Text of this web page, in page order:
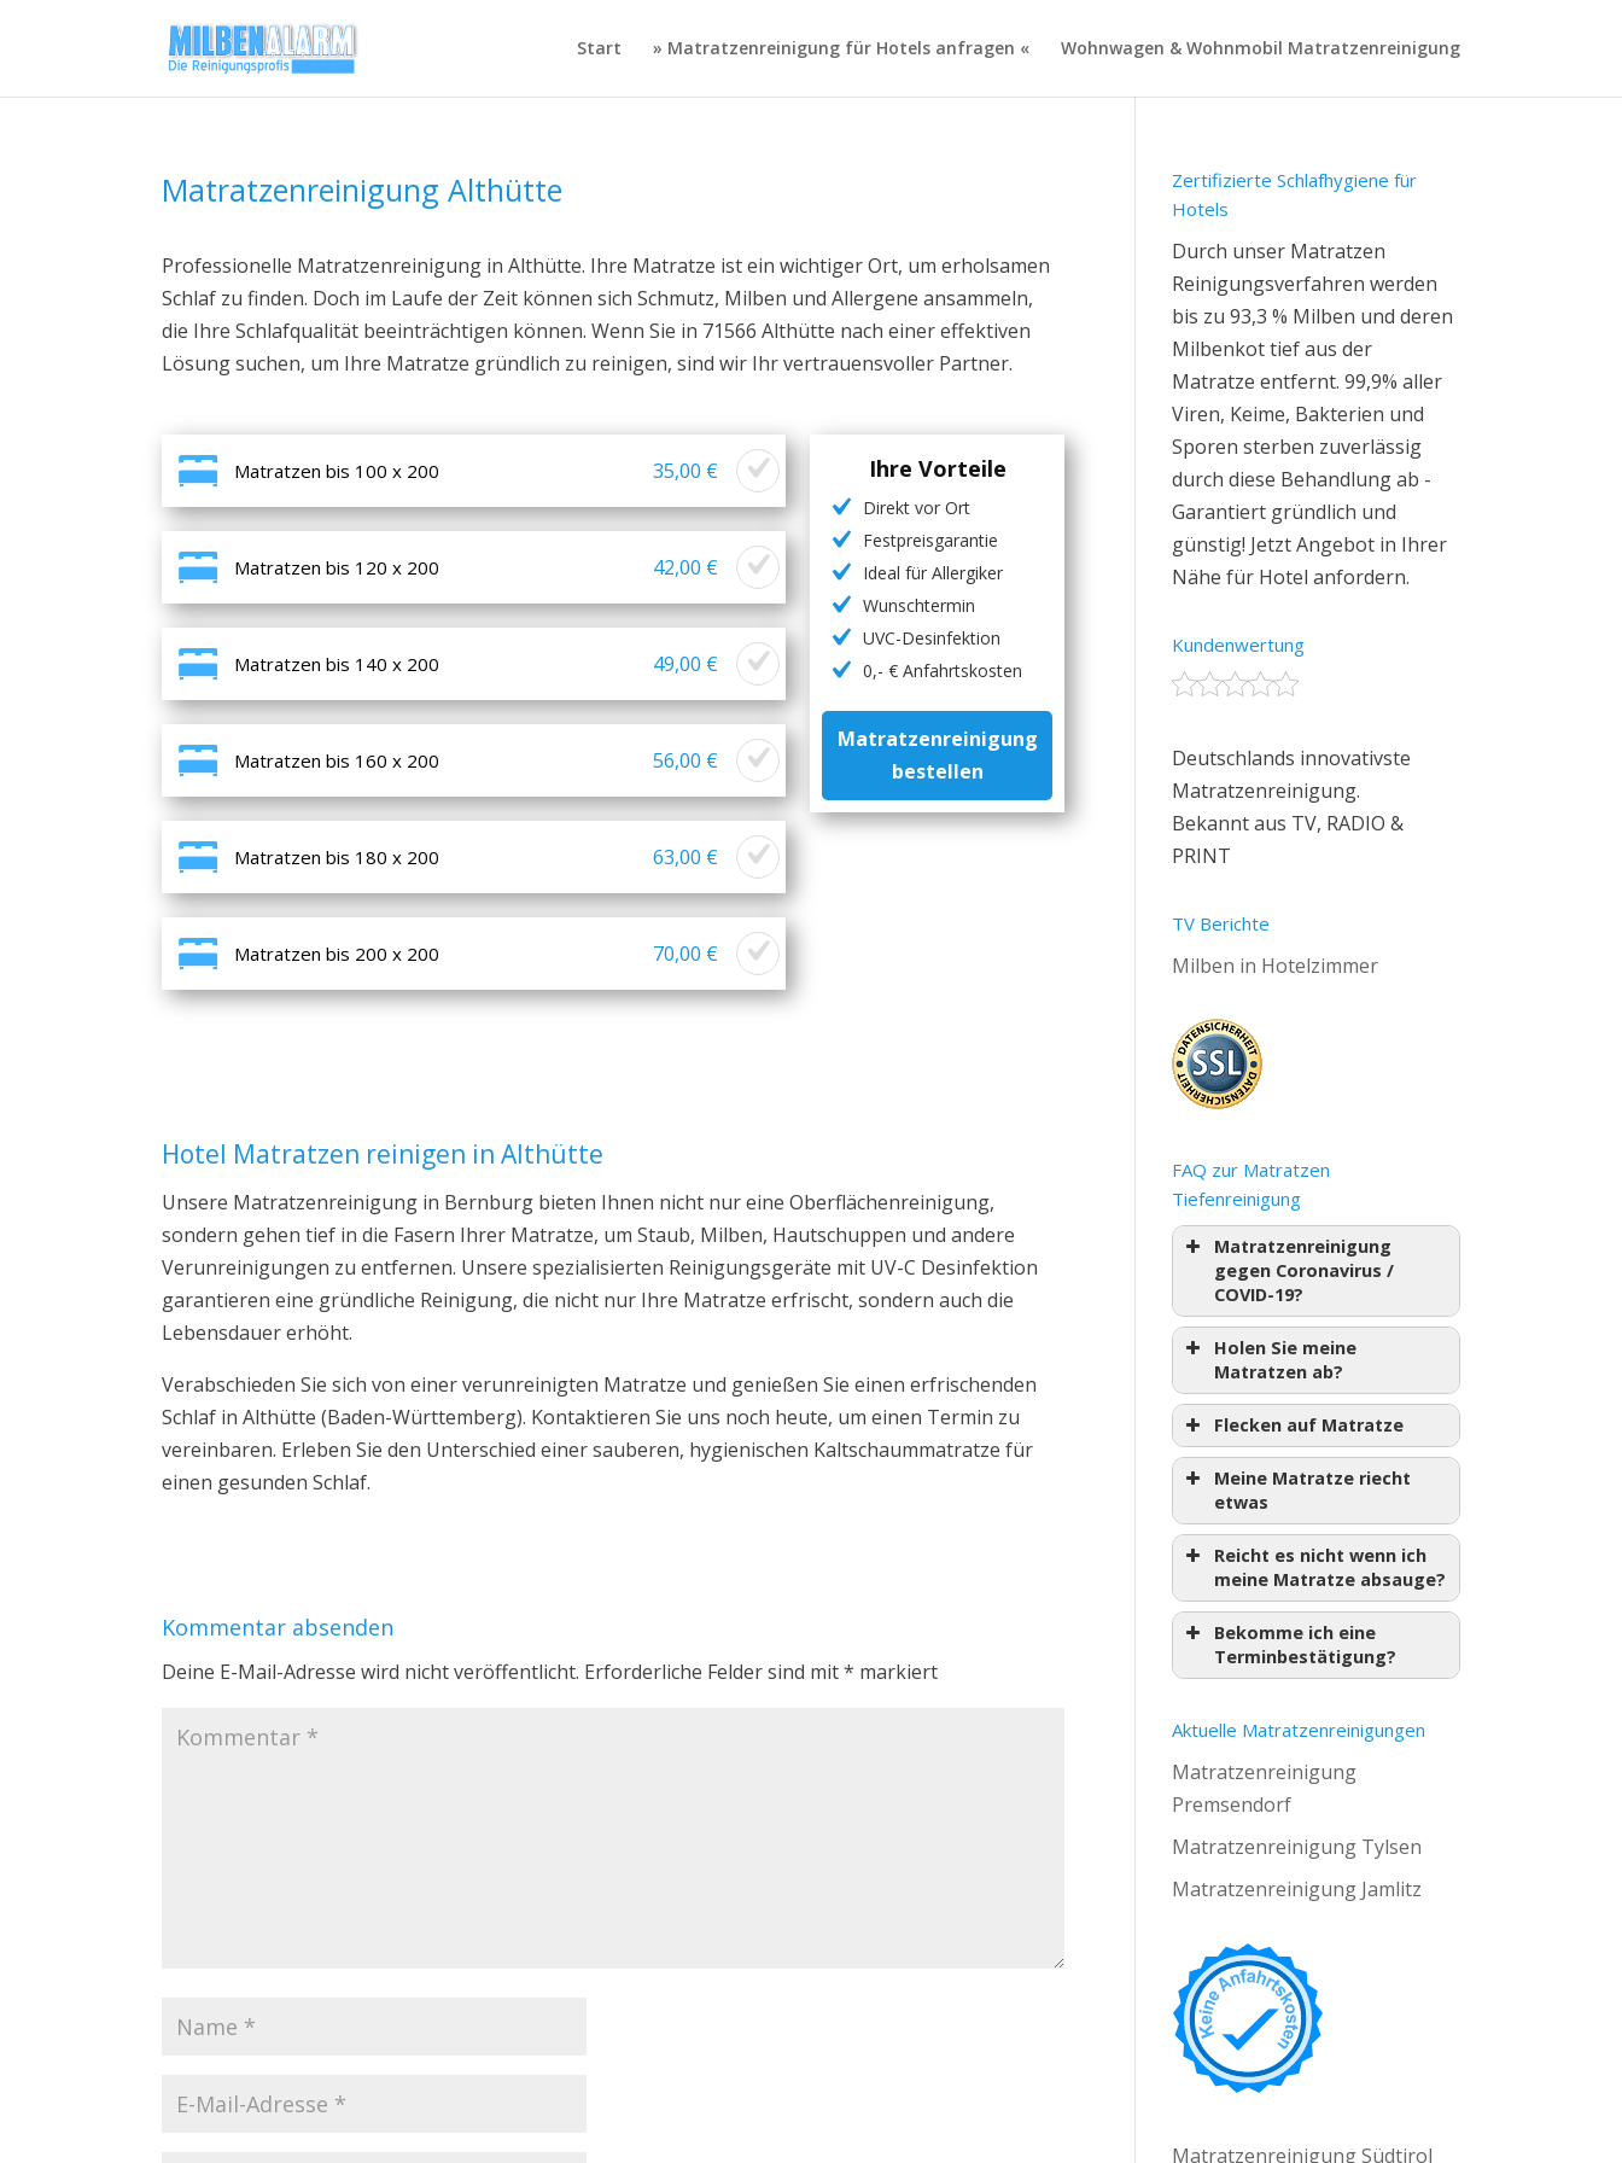
Start » Matratzenreinigung für Hotels anfragen « Wohnwagen & Wohnmobil Matratzenreinigung
Matratzenreinigung Althütte
Professionelle Matratzenreinigung in Althütte. Ihre Matratze ist ein wichtiger Ort, um erholsamen
Schlaf zu finden. Doch im Laufe der Zeit können sich Schmutz, Milben und Allergene ansammeln,
die Ihre Schlafqualität beeinträchtigen können. Wenn Sie in 71566 Althütte nach einer effektiven
Lösung suchen, um Ihre Matratze gründlich zu reinigen, sind wir Ihr vertrauensvoller Partner.
Matratzen bis 100 x 200 35,00 €
Matratzen bis 120 x 200 42,00 €
Matratzen bis 140 x 200 49,00 €
Matratzen bis 160 x 200 56,00 €
Matratzen bis 180 x 200 63,00 €
Matratzen bis 200 x 200 70,00 €
Ihre Vorteile
Direkt vor Ort
Festpreisgarantie
Ideal für Allergiker
Wunschtermin
UVC-Desinfektion
0,- € Anfahrtskosten
Matratzenreinigung
bestellen
Hotel Matratzen reinigen in Althütte
Unsere Matratzenreinigung in Bernburg bieten Ihnen nicht nur eine Oberflächenreinigung,
sondern gehen tief in die Fasern Ihrer Matratze, um Staub, Milben, Hautschuppen und andere
Verunreinigungen zu entfernen. Unsere spezialisierten Reinigungsgeräte mit UV-C Desinfektion
garantieren eine gründliche Reinigung, die nicht nur Ihre Matratze erfrischt, sondern auch die
Lebensdauer erhöht.
Verabschieden Sie sich von einer verunreinigten Matratze und genießen Sie einen erfrischenden
Schlaf in Althütte (Baden-Württemberg). Kontaktieren Sie uns noch heute, um einen Termin zu
vereinbaren. Erleben Sie den Unterschied einer sauberen, hygienischen Kaltschaummatratze für
einen gesunden Schlaf.
Kommentar absenden
Deine E-Mail-Adresse wird nicht veröffentlicht. Erforderliche Felder sind mit* markiert
Zertifizierte Schlafhygiene für
Hotels
Durch unser Matratzen
Reinigungsverfahren werden
bis zu 93,3 % Milben und deren
Milbenkot tief aus der
Matratze entfernt. 99,9% aller
Viren, Keime, Bakterien und
Sporen sterben zuverlässig
durch diese Behandlung ab -
Garantiert gründlich und
günstig! Jetzt Angebot in Ihrer
Nähe für Hotel anfordern.
Kundenwertung
Deutschlands innovativste
Matratzenreinigung.
Bekannt aus TV, RADIO &
PRINT
TV Berichte
Milben in Hotelzimmer
FAQ zur Matratzen
Tiefenreinigung
Matratzenreinigung
gegen Coronavirus /
COVID-19?
Holen Sie meine
Matratzen ab?
Flecken auf Matratze
Meine Matratze riecht
etwas
Reicht es nicht wenn ich
meine Matratze absauge?
Bekomme ich eine
Terminbestätigung?
Aktuelle Matratzenreinigungen
Matratzenreinigung
Premsendorf
Matratzenreinigung Tylsen
Matratzenreinigung Jamlitz
Matratzenreinigung Südtirol